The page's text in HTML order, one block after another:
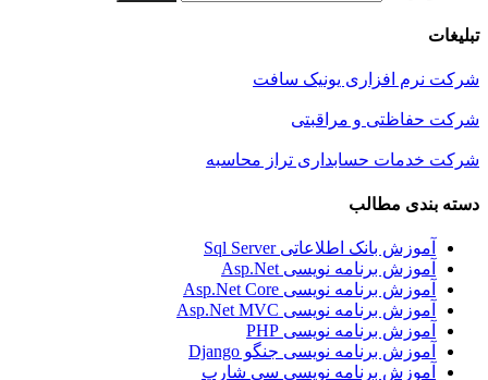
تبلیغات
شرکت نرم افزاری یونیک سافت
شرکت حفاظتی و مراقبتی
شرکت خدمات حسابداری تراز محاسبه
دسته بندی مطالب
آموزش بانک اطلاعاتی Sql Server
آموزش برنامه نویسی Asp.Net
آموزش برنامه نویسی Asp.Net Core
آموزش برنامه نویسی Asp.Net MVC
آموزش برنامه نویسی PHP
آموزش برنامه نویسی جنگو Django
آموزش برنامه نویسی سی شارپ